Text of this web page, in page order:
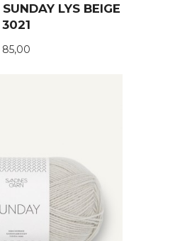
LYS BEIGE
3021
Pris
85,00